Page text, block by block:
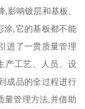
影呐镀层和基板、
涂,它的基板都不能
进了一贯质量管理
产工艺、人员、设
成品的全过程进行
量管理方法,并借助